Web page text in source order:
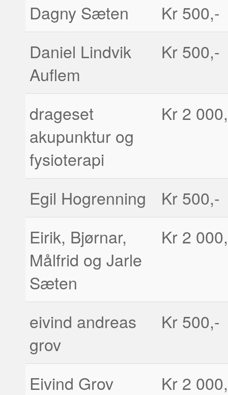
Dagny Sæten
Kr 500,-
Daniel Lindvik
Auflem
Kr 500,-
drageset
akupunktur og
fysioterapi
Kr 2
Egil Hogrenning
Kr 500,-
Eirik, Bjørnar,
Målfrid og Jarle
Sæten
Kr 2
eivind andreas
grov
Kr 500,-
Eivind Grov
Kr 2